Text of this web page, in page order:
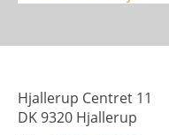
Dame
Hjallerup Centret 11
DK 9320 Hjallerup